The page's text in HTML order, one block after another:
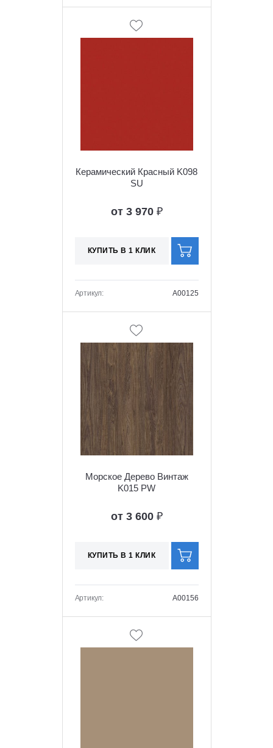
Керамический Красный K098
SU
от 3 970 ₽
КУПИТЬ В 1 КЛИК
Артикул: A00125
Морское Дерево Винтаж
K015 PW
от 3 600 ₽
КУПИТЬ В 1 КЛИК
Артикул: A00156